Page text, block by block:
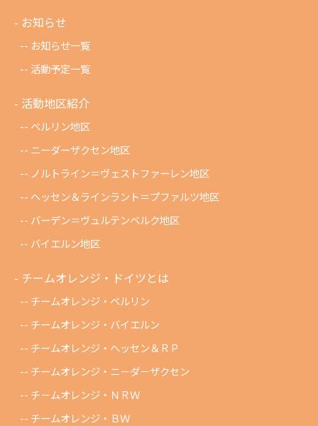
お知らせ
お知らせ一覧
活動予定一覧
活動地区紹介
ベルリン地区
ニーダーザクセン地区
ノルトライン＝ヴェストファーレン地区
ヘッセン＆ラインラント＝プファルツ地区
バーデン＝ヴュルテンベルク地区
バイエルン地区
チームオレンジ・ドイツとは
チームオレンジ・ベルリン
チームオレンジ・バイエルン
チームオレンジ・ヘッセン＆ＲＰ
チームオレンジ・ニ－ダ－ザクセン
チ－ムオレンジ・ＮＲＷ
チームオレンジ・ＢＷ